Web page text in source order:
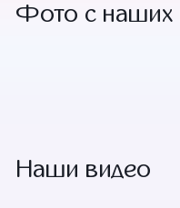
Фото с наших
Наши видео